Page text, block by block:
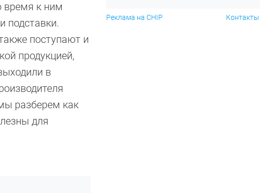
время к ним
подставки.
поступают и
продукцией,
в
разберем как
для
Реклама на CHIP Контакты